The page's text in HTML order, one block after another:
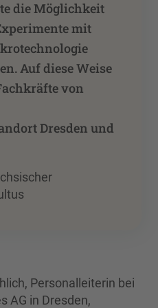
die Möglichkeit
mit
Auf diese Weise
von
Dresden und
Personalleiterin bei
AG in Dresden,